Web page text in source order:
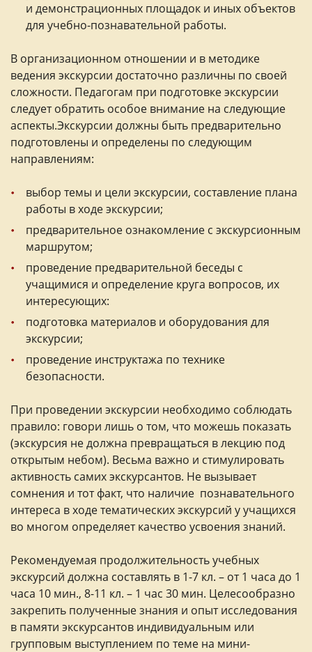
и демонстрационных площадок и иных объектов
для учебно-познавательной работы.
В организационном отношении и в методике
ведения экскурсии достаточно различны по своей
сложности. Педагогам при подготовке экскурсии
следует обратить особое внимание на следующие
аспекты.Экскурсии должны быть предварительно
подготовлены и определены по следующим
направлениям:
выбор темы и цели экскурсии, составление плана
работы в ходе экскурсии;
предварительное ознакомление с экскурсионным
маршрутом;
проведение предварительной беседы с
учащимися и определение круга вопросов, их
интересующих:
подготовка материалов и оборудования для
экскурсии;
проведение инструктажа по технике
безопасности.
При проведении экскурсии необходимо соблюдать
правило: говори лишь о том, что можешь показать
(экскурсия не должна превращаться в лекцию под
открытым небом). Весьма важно и стимулировать
активность самих экскурсантов. Не вызывает
сомнения и тот факт, что наличие познавательного
интереса в ходе тематических экскурсий у учащихся
во многом определяет качество усвоения знаний.
Рекомендуемая продолжительность учебных
экскурсий должна составлять в 1-7 кл. – от 1 часа до 1
часа 10 мин., 8-11 кл. – 1 час 30 мин. Целесообразно
закрепить полученные знания и опыт исследования
в памяти экскурсантов индивидуальным или
групповым выступлением по теме на мини-